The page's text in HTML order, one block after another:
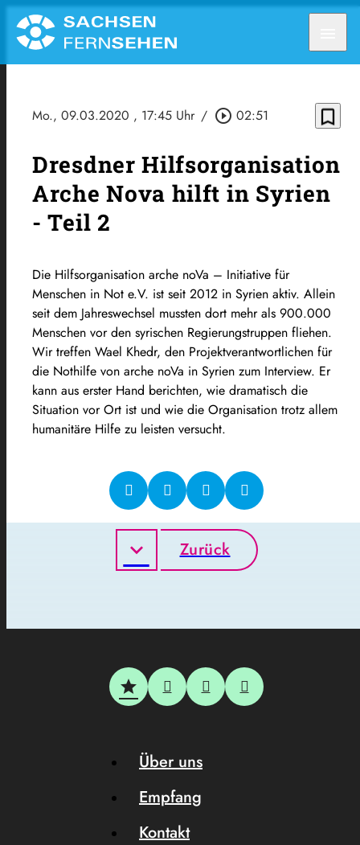
Mo., 09.03.2020 , 17:45 Uhr / play_circle_outline 02:51 bookmark_border
Dresdner Hilfsorganisation
Arche Nova hilft in Syrien
- Teil 2
Die Hilfsorganisation arche noVa – Initiative für
Menschen in Not e.V. ist seit 2012 in Syrien aktiv. Allein
seit dem Jahreswechsel mussten dort mehr als 900.000
Menschen vor den syrischen Regierungstruppen fliehen.
Wir treffen Wael Khedr, den Projektverantwortlichen für
die Nothilfe von arche noVa in Syrien zum Interview. Er
kann aus erster Hand berichten, wie dramatisch die
Situation vor Ort ist und wie die Organisation trotz allem
humanitäre Hilfe zu leisten versucht.
Zurück
Über uns
Empfang
Kontakt